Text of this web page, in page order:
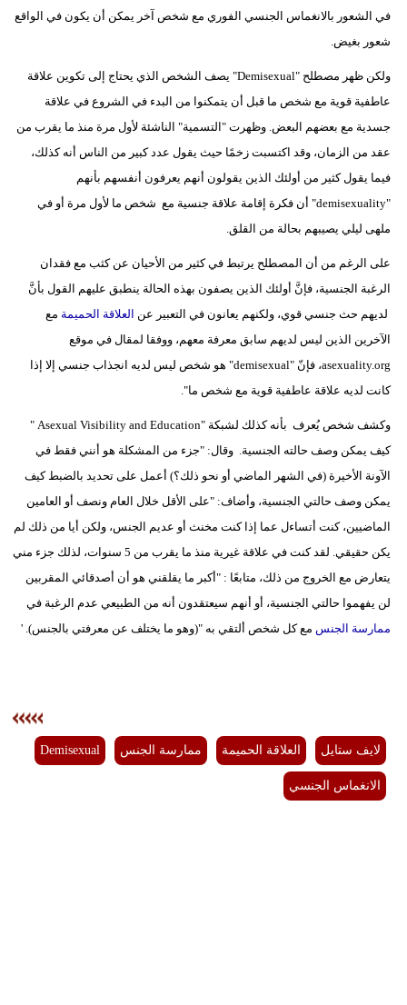
في الشعور بالانغماس الجنسي الفوري مع شخص آخر يمكن أن يكون في الواقع
شعور بغيض.
ولكن ظهر مصطلح "Demisexual" يصف الشخص الذي يحتاج إلى تكوين علاقة
عاطفية قوية مع شخص ما قبل أن يتمكنوا من البدء في الشروع في علاقة
جسدية مع بعضهم البعض. وظهرت "التسمية" الناشئة لأول مرة منذ ما يقرب من
عقد من الزمان، وقد اكتسبت زخمًا حيث يقول عدد كبير من الناس أنه كذلك،
فيما يقول كثير من أولئك الذين يقولون أنهم يعرفون أنفسهم بأنهم
"demisexuality" أن فكرة إقامة علاقة جنسية مع شخص ما لأول مرة أو في
ملهى ليلي يصيبهم بحالة من القلق.
على الرغم من أن المصطلح يرتبط في كثير من الأحيان عن كثب مع فقدان
الرغبة الجنسية، فإنَّ أولئك الذين يصفون بهذه الحالة ينطبق عليهم القول بأنَّ
لديهم حث جنسي قوي، ولكنهم يعانون في التعبير عن العلاقة الحميمة مع
الآخرين الذين ليس لديهم سابق معرفة معهم، ووفقا لمقال في موقع
asexuality.org، فإنّ "demisexual" هو شخص ليس لديه انجذاب جنسي إلا إذا
كانت لديه علاقة عاطفية قوية مع شخص ما".
وكشف شخص يُعرف بأنه كذلك لشبكة "Asexual Visibility and Education "
كيف يمكن وصف حالته الجنسية. وقال: "جزء من المشكلة هو أنني فقط في
الآونة الأخيرة (في الشهر الماضي أو نحو ذلك؟) أعمل على تحديد بالضبط كيف
يمكن وصف حالتي الجنسية، وأضاف: "على الأقل خلال العام ونصف أو العامين
الماضيين، كنت أتساءل عما إذا كنت مخنث أو عديم الجنس، ولكن أيا من ذلك لم
يكن حقيقي. لقد كنت في علاقة غيرية منذ ما يقرب من 5 سنوات، لذلك جزء مني
يتعارض مع الخروج من ذلك، متابعًا : "أكبر ما يقلقني هو أن أصدقائي المقربين
لن يفهموا حالتي الجنسية، أو أنهم سيعتقدون أنه من الطبيعي عدم الرغبة في
ممارسة الجنس مع كل شخص ألتقي به "(وهو ما يختلف عن معرفتي بالجنس). '
لايف ستايل العلاقة الحميمة ممارسة الجنس Demisexual
الانغماس الجنسي